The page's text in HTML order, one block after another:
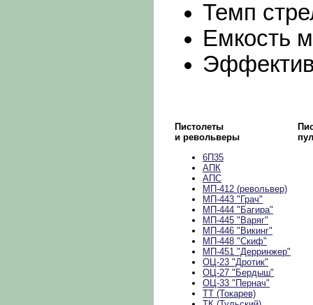
Темп
Емкость
Пистолеты
и револьверы
6П35
АПК
АПС
МП-412 (револьвер)
МП-443 "Грач"
МП-444 "Багира"
МП-445 "Варяг"
МП-446 "Викинг"
МП-448 "Скиф"
МП-451 "Дерринжер"
ОЦ-23 "Дротик"
ОЦ-27 "Бердыш"
ОЦ-33 "Пернач"
ТТ (Токарев)